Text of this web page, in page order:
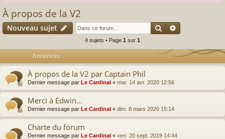
À propos de la V2
Nouveau sujet Rechercher
4 sujets • Page 1 sur 1
Annonces
À propos de la V2 par Captain Phil
Dernier message par Le Cardinal « mar. 14 avr. 2020 12:56
Merci à Edwin…
Dernier message par Le Cardinal « dim. 8 mars 2020 15:14
Charte du forum
Dernier message par Le Cardinal « ven. 20 sept. 2019 14:44